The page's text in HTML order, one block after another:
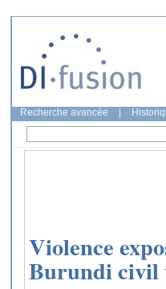
Recherche avancée
Violence
Burundi civil